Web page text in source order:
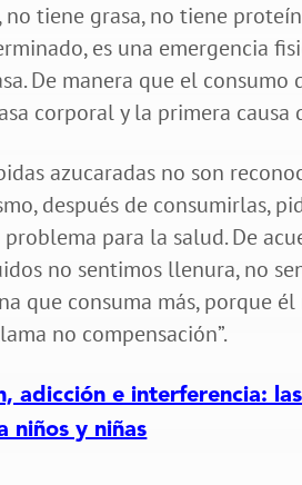
tiene grasa, no tiene
es una emergencia
De manera que el consumo
corporal y la primera causa
azucaradas no son
después de consumirlas,
para la salud. De
no sentimos llenura, no
que consuma más, porque
no compensación”.
adicción e interferencia:
niños y niñas